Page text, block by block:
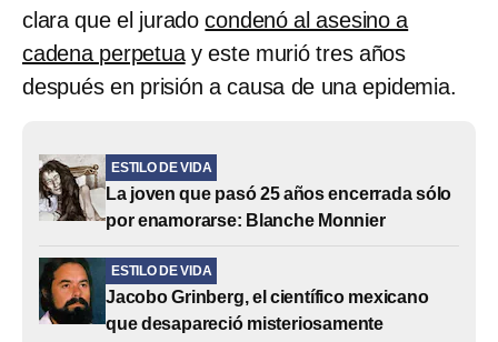
clara que el juradocondenó al asesino a
cadena perpetuay este murió tres años
después en prisión a causa de una epidemia.
ESTILO DE VIDA
La joven que pasó 25 años encerrada sólo
por enamorarse: Blanche Monnier
ESTILO DE VIDA
Jacobo Grinberg, el científico mexicano
que desapareció misteriosamente